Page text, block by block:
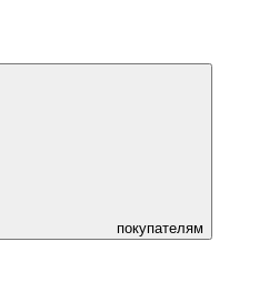
покупателям